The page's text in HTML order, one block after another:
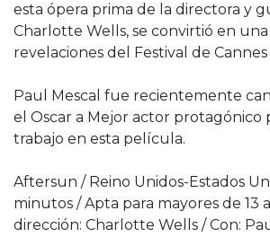
esta ópera prima de la directora y
Charlotte Wells, se convirtió en una
revelaciones del Festival de
Paul Mescal fue recientemente
el Oscar a Mejor actor protagónico
trabajo en esta película.
Aftersun / Reino Unidos-Estados
minutos / Apta para mayores de 13
dirección: Charlotte Wells / Con: